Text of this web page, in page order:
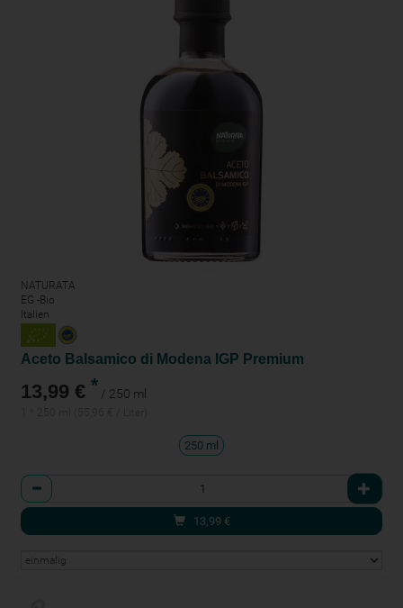
NATURATA
EG -Bio
Italien
Aceto Balsamico di Modena IGP Premium
13,99 € * / 250 ml
250 ml
Anzahl
13,99 €